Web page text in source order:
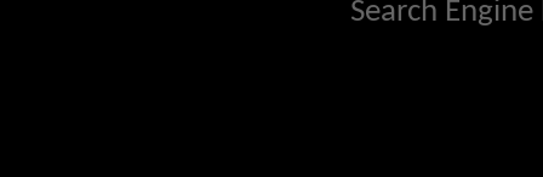
Search